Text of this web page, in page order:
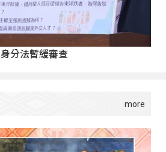
分法暫緩審查